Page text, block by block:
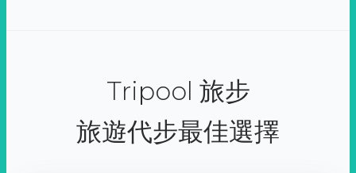
Tripool 旅步
旅遊代步最佳選擇